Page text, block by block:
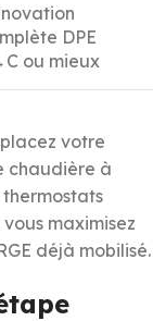
DPE
ou mieux
votre
chaudière à
maximisez
déjà mobilisé.